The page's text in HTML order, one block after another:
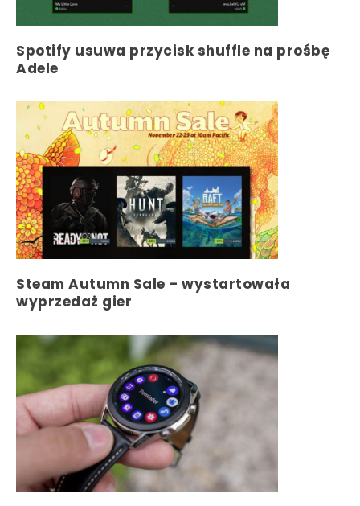
Spotify usuwa przycisk shuffle na prośbę
Adele
Steam Autumn Sale – wystartowała
wyprzedaż gier